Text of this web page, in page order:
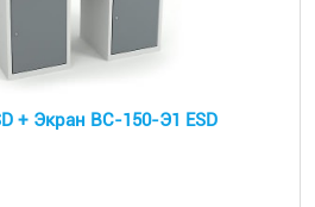
+ Экран ВС-150-Э1 ESD